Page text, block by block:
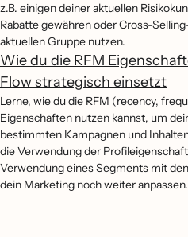
z.B. einigen deiner aktuellen
Rabatte gewähren oder Cross-
aktuellen Gruppe nutzen.
Wie du die RFM
Flow strategisch einsetzt
Lerne, wie du die RFM (recency,
Eigenschaften nutzen kannst, um
bestimmten Kampagnen und
die Verwendung der
Verwendung eines Segments mit
dein Marketing noch weiter anpassen.